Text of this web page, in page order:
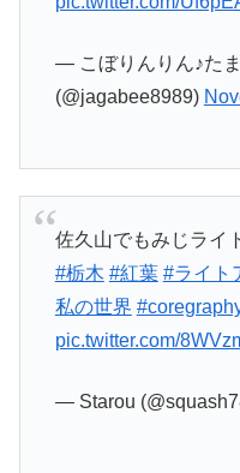
— こぼりんりん♪た
(@jagabee8989)
佐久山でもみじライ
#栃木 #紅葉 #ライト
私の世界
pic.twitter.com/
— Starou